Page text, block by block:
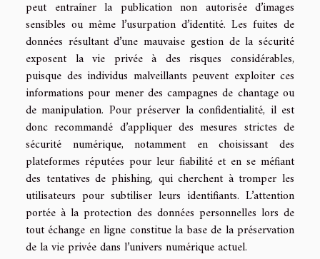
peut entraîner la publication non autorisée d’images
sensibles ou même l’usurpation d’identité. Les fuites de
données résultant d’une mauvaise gestion de la sécurité
exposent la vie privée à des risques considérables,
puisque des individus malveillants peuvent exploiter ces
informations pour mener des campagnes de chantage ou
de manipulation. Pour préserver la confidentialité, il est
donc recommandé d’appliquer des mesures strictes de
sécurité numérique, notamment en choisissant des
plateformes réputées pour leur fiabilité et en se méfiant
des tentatives de phishing, qui cherchent à tromper les
utilisateurs pour subtiliser leurs identifiants. L’attention
portée à la protection des données personnelles lors de
tout échange en ligne constitue la base de la préservation
de la vie privée dans l’univers numérique actuel.